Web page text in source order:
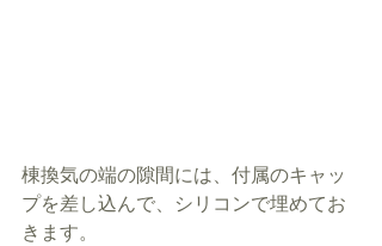
棟換気の端の隙間には、付属のキャッ
プを差し込んで、シリコンで埋めてお
きます。